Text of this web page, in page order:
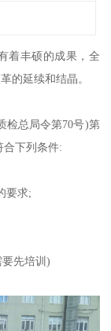
着丰硕的成果，全
的延续和结晶。
检总局令第70号)第
合下列条件:
要求;
先培训)